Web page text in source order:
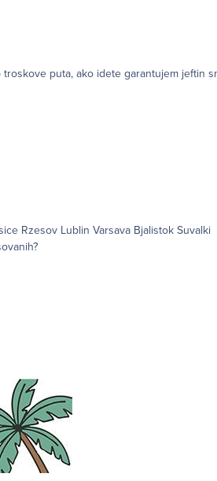
puta, ako idete garantujem jeftin